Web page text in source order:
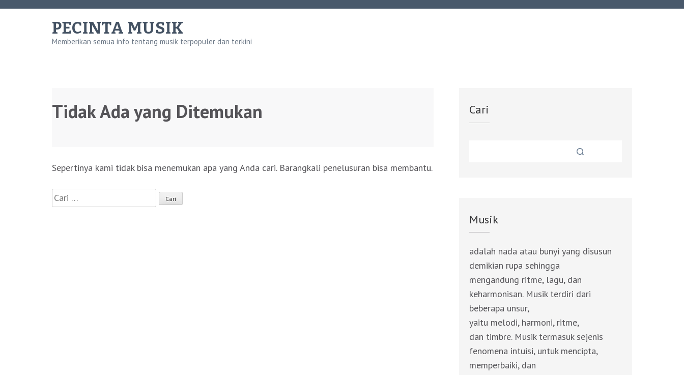
Lompat
PECINTA MUSIK
Memberikan semua info tentang musik terpopuler dan terkini
Tidak Ada yang Ditemukan
Sepertinya kami tidak bisa menemukan apa yang Anda cari. Barangkali penelusuran bisa membantu.
Cari
untuk:
Cari
Musik
adalah nada atau bunyi yang disusun
demikian rupa sehingga
mengandung ritme, lagu, dan
keharmonisan. Musik terdiri dari
beberapa unsur,
yaitu melodi, harmoni, ritme,
dan timbre. Musik termasuk sejenis
fenomena intuisi, untuk mencipta,
memperbaiki, dan